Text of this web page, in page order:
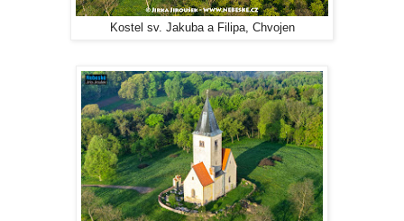
Kostel sv. Jakuba a Filipa, Chvojen